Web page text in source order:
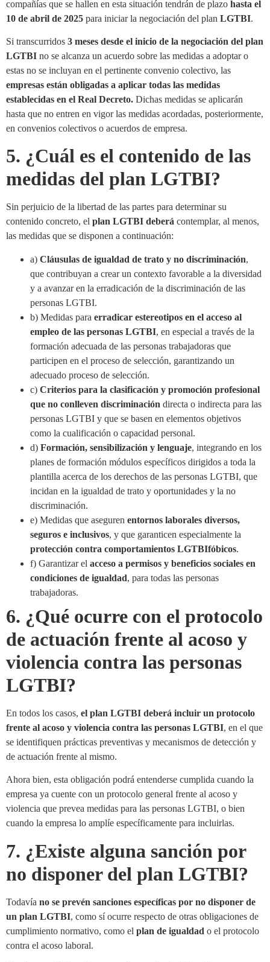
compañías que se hallen en esta situación tendrán de plazo hasta el
10 de abril de 2025 para iniciar la negociación del plan LGTBI.
Si transcurridos 3 meses desde el inicio de la negociación del plan
LGTBI no se alcanza un acuerdo sobre las medidas a adoptar o
estas no se incluyan en el pertinente convenio colectivo, las
empresas están obligadas a aplicar todas las medidas
establecidas en el Real Decreto. Dichas medidas se aplicarán
hasta que no entren en vigor las medidas acordadas, posteriormente,
en convenios colectivos o acuerdos de empresa.
5. ¿Cuál es el contenido de las
medidas del plan LGTBI?
Sin perjuicio de la libertad de las partes para determinar su
contenido concreto, el plan LGTBI deberá contemplar, al menos,
las medidas que se disponen a continuación:
a) Cláusulas de igualdad de trato y no discriminación,
que contribuyan a crear un contexto favorable a la diversidad
y a avanzar en la erradicación de la discriminación de las
personas LGTBI.
b) Medidas para erradicar estereotipos en el acceso al
empleo de las personas LGTBI, en especial a través de la
formación adecuada de las personas trabajadoras que
participen en el proceso de selección, garantizando un
adecuado proceso de selección.
c) Criterios para la clasificación y promoción profesional
que no conlleven discriminación directa o indirecta para las
personas LGTBI y que se basen en elementos objetivos
como la cualificación o capacidad personal.
d) Formación, sensibilización y lenguaje, integrando en los
planes de formación módulos específicos dirigidos a toda la
plantilla acerca de los derechos de las personas LGTBI, que
incidan en la igualdad de trato y oportunidades y la no
discriminación.
e) Medidas que aseguren entornos laborales diversos,
seguros e inclusivos, y que garanticen especialmente la
protección contra comportamientos LGTBIfóbicos.
f) Garantizar el acceso a permisos y beneficios sociales en
condiciones de igualdad, para todas las personas
trabajadoras.
6. ¿Qué ocurre con el protocolo
de actuación frente al acoso y
violencia contra las personas
LGTBI?
En todos los casos, el plan LGTBI deberá incluir un protocolo
frente al acoso y violencia contra las personas LGTBI, en el que
se identifiquen prácticas preventivas y mecanismos de detección y
de actuación frente al mismo.
Ahora bien, esta obligación podrá entenderse cumplida cuando la
empresa ya cuente con un protocolo general frente al acoso y
violencia que prevea medidas para las personas LGTBI, o bien
cuando la empresa lo amplíe específicamente para incluirlas.
7. ¿Existe alguna sanción por
no disponer del plan LGTBI?
Todavía no se prevén sanciones específicas por no disponer de
un plan LGTBI, como sí ocurre respecto de otras obligaciones de
cumplimiento normativo, como el plan de igualdad o el protocolo
contra el acoso laboral.